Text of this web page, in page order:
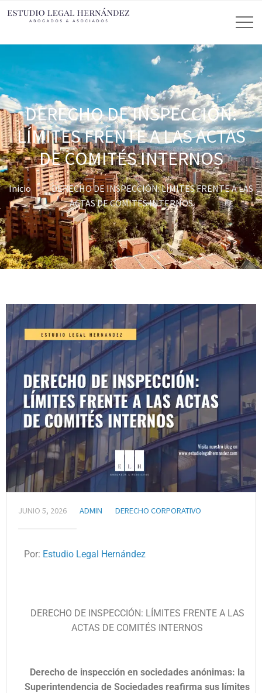
DERECHO DE INSPECCIÓN:
LÍMITES FRENTE A LAS ACTAS
DE COMITÉS INTERNOS
Inicio
DERECHO DE INSPECCIÓN: LÍMITES FRENTE A LAS
ACTAS DE COMITÉS INTERNOS
JUNIO 5, 2026 ADMIN DERECHO CORPORATIVO
Por: Estudio Legal Hernández
DERECHO DE INSPECCIÓN: LÍMITES FRENTE A LAS
ACTAS DE COMITÉS INTERNOS
Derecho de inspección en sociedades anónimas: la
Superintendencia de Sociedades reafirma sus límites